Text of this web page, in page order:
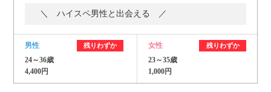
＼ ハイスペ男性と出会える ／
男性 残りわずか
24～36歳
4,400円
女性 残りわずか
23～35歳
1,000円